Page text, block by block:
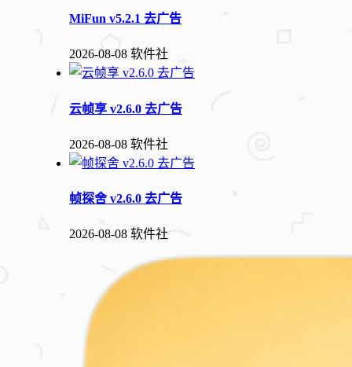
MiFun v5.2.1 去广告
2026-08-08 软件社
云帧享 v2.6.0 去广告
2026-08-08 软件社
帧探舍 v2.6.0 去广告
2026-08-08 软件社